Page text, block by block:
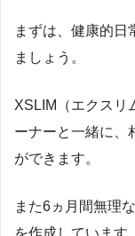
まずは、健康的日
ましょう。
XSLIM（エクス
ーナーと一緒に、
ができます。
また6ヵ月間無理